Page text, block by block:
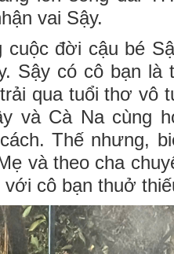
vai Sậy.
cuộc đời cậu bé
Sậy có cô bạn là
qua tuổi thơ vô
và Cà Na cùng
Thế nhưng,
và theo cha
với cô bạn thuở